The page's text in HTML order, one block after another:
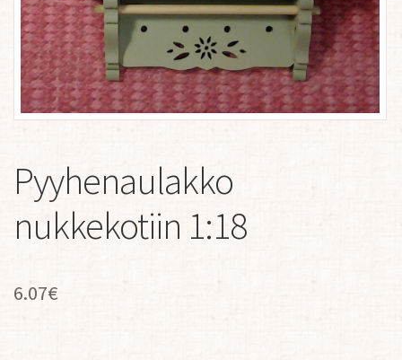
Pyyhenaulakko
nukkekotiin 1:18
6.07€